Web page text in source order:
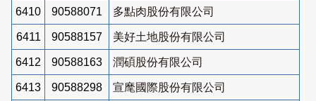
6410 90588071 多點肉股份有限公司
6411 90588157 美好土地股份有限公司
6412 90588163 潤碩股份有限公司
6413 90588298 宣麾國際股份有限公司